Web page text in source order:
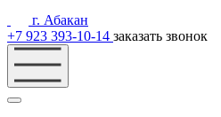
г. Абакан
+7 923 393-10-14 заказать звонок